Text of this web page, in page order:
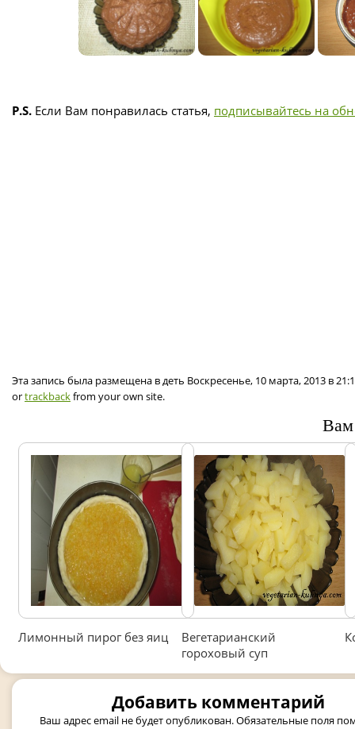
P.S. Если Вам понравилась статья, подписывайтесь на
Эта запись была размещена в деть Воскресенье, 10 марта, 2013 в
ortrackbackfrom your own site.
Вам
Лимонный пирог без яиц
Вегетарианский
гороховый суп
Добавить комментарий
Ваш адрес email не будет опубликован.Обязательные поля